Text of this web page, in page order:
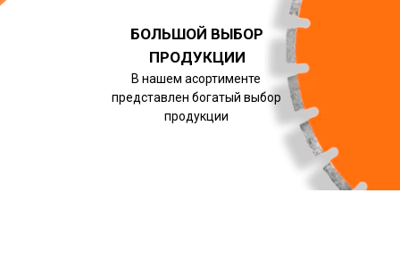
БОЛЬШОЙ ВЫБОР
ПРОДУКЦИИ
В нашем асортименте
представлен богатый выбор
продукции